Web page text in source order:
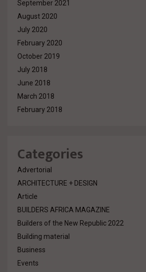
September 2021
August 2020
July 2020
February 2020
October 2019
July 2018
June 2018
March 2018
February 2018
Categories
Advertorial
ARCHITECTURE + DESIGN
Article
BUILDERS AFRICA MAGAZINE
Builders of the New Republic 2022
Building material
Business
Events